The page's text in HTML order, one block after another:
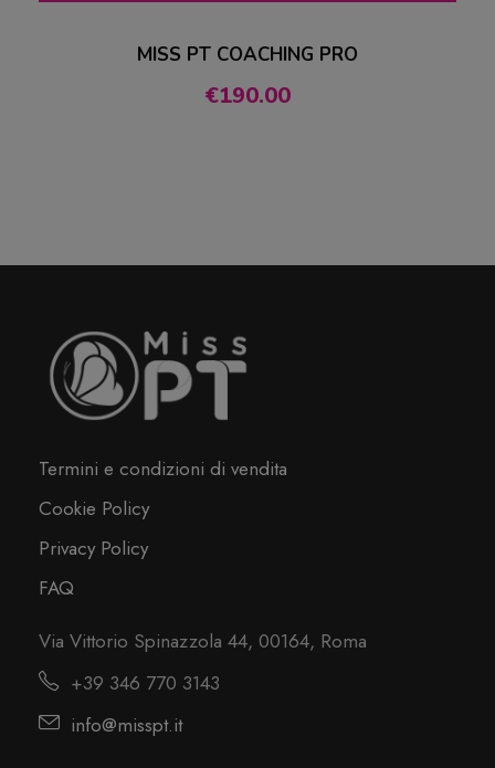
MISS PT COACHING PRO
€190.00
Termini e condizioni di vendita
Cookie Policy
Privacy Policy
FAQ
Via Vittorio Spinazzola 44, 00164, Roma
+39 346 770 3143
info@misspt.it